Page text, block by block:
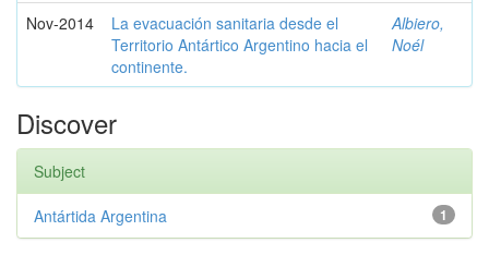
Nov-2014
La evacuación sanitaria desde el
Territorio Antártico Argentino hacia el
continente.
Albiero,
Noél
Discover
Subject
1
Antártida Argentina